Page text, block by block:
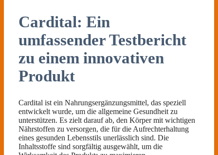
Cardital: Ein
umfassender Testbericht
zu einem innovativen
Produkt
Cardital ist ein Nahrungsergänzungsmittel, das speziell
entwickelt wurde, um die allgemeine Gesundheit zu
unterstützen. Es zielt darauf ab, den Körper mit wichtigen
Nährstoffen zu versorgen, die für die Aufrechterhaltung
eines gesunden Lebensstils unerlässlich sind. Die
Inhaltsstoffe sind sorgfältig ausgewählt, um die